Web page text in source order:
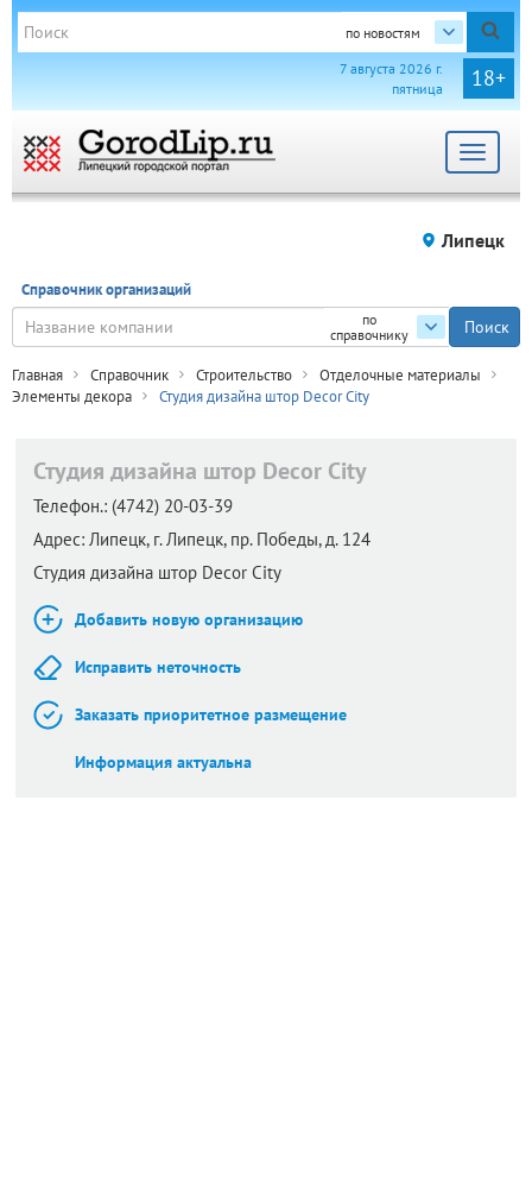
по новостям
18+
7 августа 2026 г.
пятница
Toggle
Липецк
Справочник организаций
по
справочнику
Главная Справочник Строительство
Отделочные материалы
Элементы декора
Студия дизайна штор Decor City
Студия дизайна штор Decor City
Телефон.: (4742) 20-03-39
Адрес: Липецк, г. Липецк, пр. Победы, д. 124
Студия дизайна штор Decor City
Добавить новую организацию
Исправить неточность
Заказать приоритетное размещение
Информация актуальна